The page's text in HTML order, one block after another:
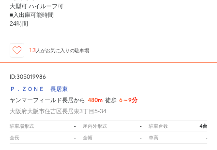
大型可 ハイルーフ可
■入出庫可能時間
24時間
13 人がお気に入りの駐車場
ID:305019986
Ｐ．ＺＯＮＥ 長居東
ヤンマーフィールド長居から 480m 徒歩 6～9分
大阪府大阪市住吉区長居東3丁目5-34
駐車場形式 - 屋内外形式 - 駐車台数 4台
全長 - 全幅 - 車高 -